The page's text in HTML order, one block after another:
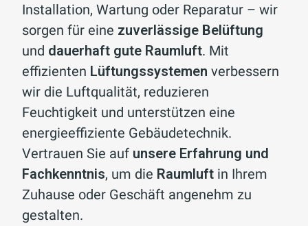
Installation, Wartung oder Reparatur – wir
sorgen für eine zuverlässige Belüftung
und dauerhaft gute Raumluft. Mit
effizienten Lüftungssystemen verbessern
wir die Luftqualität, reduzieren
Feuchtigkeit und unterstützen eine
energieeffiziente Gebäudetechnik.
Vertrauen Sie auf unsere Erfahrung und
Fachkenntnis, um die Raumluft in Ihrem
Zuhause oder Geschäft angenehm zu
gestalten.